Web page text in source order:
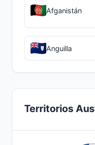
Afganistán
Anguilla
Territorios